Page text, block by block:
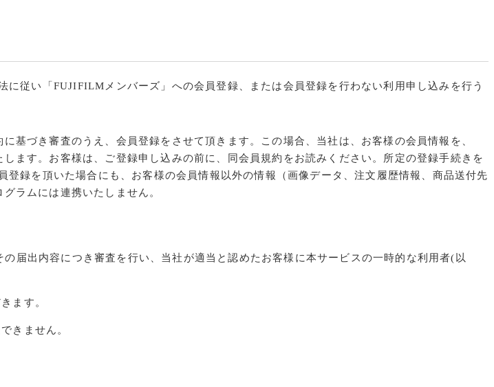
従い「FUJIFILMメンバーズ」への会員登録、または会員登録を行わない利用申し込みを行う
基づき審査のうえ、会員登録をさせて頂きます。この場合、当社は、お客様の会員情報を、
ます。お客様は、ご登録申し込みの前に、同会員規約をお読みください。所定の登録手続きを
録を頂いた場合にも、お客様の会員情報以外の情報（画像データ、注文履歴情報、商品送付先
ラムには連携いたしません。
届出内容につき審査を行い、当社が適当と認めたお客様に本サービスの一時的な利用者(以
ます。
きません。